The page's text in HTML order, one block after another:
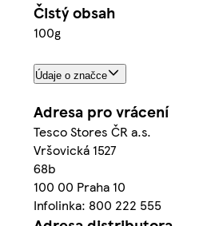
Čistý obsah
100g
Údaje o značce
Adresa pro vrácení
Tesco Stores ČR a.s.
Vršovická 1527
68b
100 00 Praha 10
Infolinka: 800 222 555